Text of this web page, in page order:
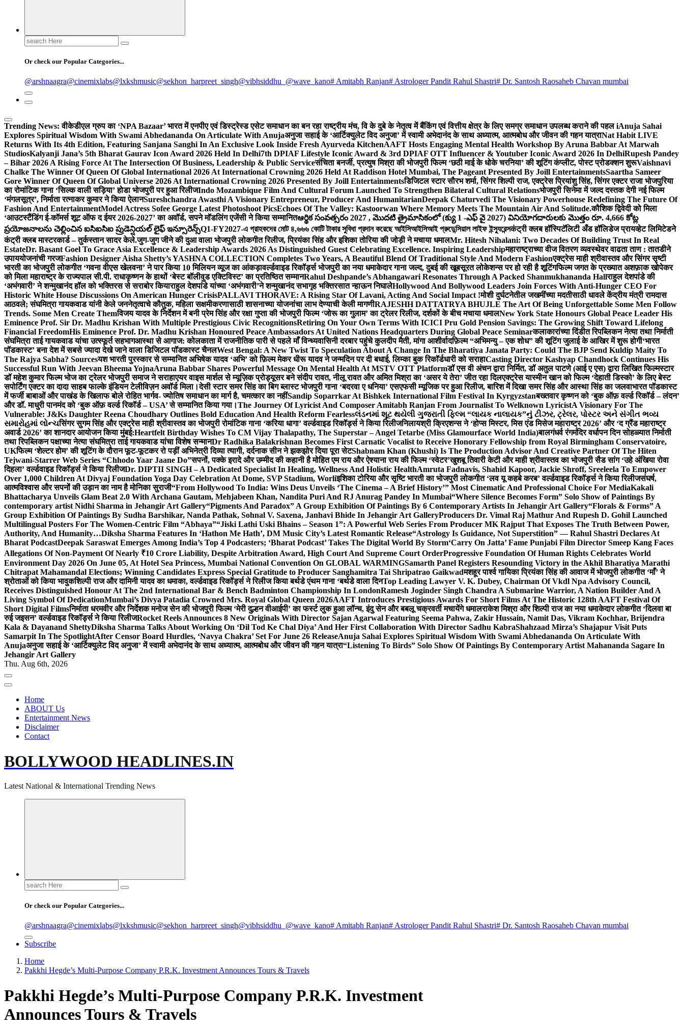
Search
for:
Or check our Popular Categories...
@arshnaagra@cinemixlabs@lxkshmusic@sekhon_harpreet_singh@vibhsiddhu_ @wave_kano# Amitabh Ranjan# Astrologer Pandit Rahul Shastri# Dr. Santosh Raosaheb Chavan mumbai
Trending News: वीकेडीएल ग्रुप का ‘NPA Bazaar’ भारत में एनपीए एवं डिस्ट्रेस्ड एसेट समाधान का बन रहा राष्ट्रीय मंच, वि के दुबे के नेतृत्व में बैंकिंग एवं वित्तीय क्षेत्र के लिए समग्र समाधान उपलब्ध कराने की पहल iAnuja Sahai
Explores Spiritual Wisdom With Swami Abhedananda On Articulate With Anujaअनुजा सहाई के ‘आर्टिक्युलेट विद अनुजा’ में स्वामी अभेदानंद के साथ अध्यात्म, आत्मबोध और जीवन की गहन यात्राNat Habit LIVE
Returns With Its 4th Edition, Featuring Sanjana Sanghi In An Exclusive Look Inside Fresh Ayurveda KitchenAAFT Hosts Engaging Mental Health Workshop By Aruna Babbar At Marwah
StudiosKalyanji Jana’s 5th Bharat Gaurav Icon Award 2026 Held In Delhi7th DPIAF Lifestyle Iconic Award & 3rd DPIAF OTT Influencer & Youtuber Iconic Award 2026 In DelhiRupesh Pandey
– Bihar 2026 A Rising Force At The Intersection Of Business, Leadership & Public Serviceसंचिता बनर्जी, प्रत्युष मिश्रा की भोजपुरी फिल्म ‘छठी माई के धोके चरनिया’ की शूटिंग कंप्लीट, पोस्ट प्रोडक्शन शुरूVaishnavi
Chalke The Winner Of Queen Of Global International 2026 At International Crowning 2026 Held At Raddison Hotel Mumbai, The Pageant Presented By Joill EntertainmentsSaartha Sameer
Gore Winner Of Queen Of Global Universe 2026 At International Crowning 2026 Presented By Joill Entertainmentsडिजिटल स्टार सौरभ शर्मा, सिंगर शिल्पी राज, एक्ट्रेस प्रियांशु सिंह, सिंगर एक्टर राजा भोजपुरिया
का रोमांटिक गाना ‘सिल्क वाली सड़िया’ होडा भोजपुरी पर हुआ रिलीजIndo Mozambique Film And Cultural Forum Launched To Strengthen Bilateral Cultural Relationsभोजपुरी सिनेमा में जल्द दस्तक देगी नई फिल्म
‘मंगलसूत्र’, निर्माता रत्नाकर कुमार ने किया ऐलानSureshchandra Awasthi A Visionary Entrepreneur, Producer And HumanitarianDeepak Chaturvedi The Visionary Powerhouse Redefining The Future Of
Fashion And EntertainmentModel Actress Sofee George Latest Photoshoot PicsEchoes Of The Valley: Kastoorwan Where Memory Meets The Mountain Air And Solitude.कौशिक द्विवेदी को मिला
‘आउटस्टैंडिंग ई-कॉमर्स शूट ऑफ द ईयर 2026-2027’ का अवॉर्ड, सपने मॉडलिंग एजेंसी ने किया सम्मानितఆర్థిక సంవత్సరం 2027 , మొదటి త్రైమాసికంలో (క్యు 1 -ఎఫ్ వై 2027) వినియోగదారులకు మొత్తం రూ. 4,666 కోట్ల
ప్రయోజనాలను చెల్లించిన ఐసిఐసిఐ ప్రుడెన్షియల్ లైఫ్ ఇన్సూరెన్స్Q1-FY2027-এ গ্রাহকদের মোট ৪,৬৬৬ কোটি টাকার সুবিধা প্রদান করেছে আইসিআইসিআই প্রুডেন্সিয়াল লাইফ ইন্স্যুরেন্সकंट्री क्लब हॉस्पिटॅलिटी अँड हॉलिडेज प्रायव्हेट लिमिटेडने
कंट्री क्लब मास्टरकार्ड – तुर्कस्तान सादर केले.जुग-जुग जीने की दुआ वाला भोजपुरी लोकगीत रिलीज, प्रियंका सिंह और इशिका तोरिया की जोड़ी ने मचाया धमालMr. Hitesh Nihalani: Two Decades Of Building Trust In Real
EstateDr. Basant Goel To Grace Asia Excellence & Leadership Awards 2026 As Distinguished Guest Celebrating Excellence. Inspiring Leadershipमहाराष्ट्राच्या वीज वितरण व्यवस्थेवर वाढता ताण : तातडीने
उपाययोजनांची गरजFashion Designer Aisha Shetty’s YASHNA COLLECTION Completes Two Years, A Beautiful Blend Of Traditional Style And Modern Fashionएक्ट्रेस माही श्रीवास्तव और सिंगर सृष्टी
भारती का भोजपुरी लोकगीत ‘गवना वीएस खेलवना’ ने पार किया 10 मिलियन व्यूज का आंकड़ावर्ल्डवाइड रिकॉर्ड्स भोजपुरी का नया धमाकेदार गाना जल्द, दुबई की खूबसूरत लोकेशन्स पर हो रही है शूटिंगफिल्म जगत के प्रख्यात अशफ़ाक खोपेकर
को मिला महाराष्ट्र के राज्यपाल सी.पी. राधाकृष्णन के हाथों ‘बेस्ट बॉलीवुड एक्टिविस्ट’ का प्रतिष्ठित सम्मानRahul Deshpande’s Abhangawari Resonates Through A Packed Shanmukhananda Hallराहुल देशपांडे की
‘अभंगवारी’ ने शन्मुखानंद हॉल को भक्तिरस से सराबोर कियाराहुल देशपांडे यांच्या ‘अभंगवारी’ने शन्मुखानंद सभागृह भक्तिरसात न्हाऊन निघालेHollywood And Bollywood Leaders Join Forces With Anti-Hunger CEO For
Historic White House Discussions On American Hunger CrisisPALLAVI THORAVE: A Rising Star Of Lavani, Acting And Social Impact !मोशी दुर्घटनेतील जखमींच्या मदतीसाठी धावले केंद्रीय मंत्री रामदास
आठवले; संघमित्रा गायकवाड यांनी केले जननेतृत्वाचे कौतुक, महिला सक्षमीकरणासाठी शासनाच्या योजनांचा लाभ देण्याची केली मागणीRAJESHH DATTATRYA BHUJLE The Art Of Being Unforgettable Some Men Follow
Trends. Some Men Create Themविजय यादव के निर्देशन में बनी प्रेम सिंह और रक्षा गुप्ता की भोजपुरी फिल्म ‘जोरू का गुलाम’ का ट्रेलर रिलीज, दर्शकों के बीच मचाया धमालNew York State Honours Global Peace Leader His
Eminence Prof. Sir Dr. Madhu Krishan With Multiple Prestigious Civic RecognitionsRetiring On Your Own Terms With ICICI Pru Gold Pension Savings: The Growing Shift Toward Lifelong
Financial FreedomHis Eminence Prof. Dr. Madhu Krishan Honoured Peace Ambassadors At United Nations Headquarters During Global Peace Seminarकलाकारांच्या दिंडीत रिपब्लिकन नेत्या तथा निर्माती
संघमित्रा ताई गायकवाड यांचा उत्स्फूर्त सहभागआस्था से आगाज: कोलकाता में राजनीतिक पारी से पहले माँ विन्ध्यवासिनी दरबार पहुंचे कुलदीप मैती, मांगा आशीर्वादफ़िल्म “अभिमन्यु – एक शोध” की शूटिंग जुलाई के आखिर में शुरू होगी‘भारत
पॉडकास्ट’ बना देश में सबसे ज्यादा देखे जाने वाला डिजिटल पॉडकास्ट चैनलWest Bengal: A New Twist To Speculation About A Change In The Bharatiya Janata Party: Could The BJP Send Kuldip Maity To
The Rajya Sabha? Sourcesयश भारती पुरस्कार से सम्मानित अभिषेक यादव ‘अभि’ को फ़िल्म मेकर धीरू यादव ने जन्मदिन पर दी बधाई, लिम्का बुक रिकॉर्डधारी को सराहाCasting Director Kashyap Chandhock Continues His
Successful Run With Jeevan Bheema YojnaAruna Babbar Shares Powerful Message On Mental Health At MSTV OTT Platformडॉ एस वी अंचन द्वारा निर्मित, डॉ अतुल पाटणे (आई ए एस) द्वारा लिखित फिल्मस्टार
डॉ महेश कुमार फिल्म भोज का ट्रेलर भोजपुरी समाज ने सराहाएयर वाइस मार्शल से म्यूज़िक प्रोड्यूसर बने संदीप रावत, नीलू रावत और अमित मिश्रा का ‘असर ये तेरा’ जीत रहा दिलएक्ट्रेस यास्मीन खान को फिल्म ‘देहाती डिस्को’ के लिए बेस्ट
सपोर्टिंग एक्टर का दादा साहब फाल्के इंडियन टेलीविज़न अवॉर्ड मिला।देसी स्टार समर सिंह का बिग ब्लास्ट भोजपुरी गाना ‘बदरवा ए धनिया’ एसएफसी म्यूजिक पर हुआ रिलीज, बारिश में दिखा समर सिंह और आस्था सिंह का जलवाभारत पॉडकास्ट
में फर्जी बाबाओं और पाखंड के खिलाफ बोले रोहित भार्गव- ज्योतिष समाधान का मार्ग है, चमत्कार का नहींSandip Soparrkar At Bishkek International Film Festival In Kyrgyzstanबख्तवार कृष्णन को ‘बुक ऑफ़ वर्ल्ड रिकॉर्ड – लंदन’
और डॉ. माधुरी पानमंद को ‘बुक ऑफ़ वर्ल्ड रिकॉर्ड – USA’ से सम्मानित किया गया।The Journey Of Lyricist And Composer Amitabh Ranjan From Journalist To Welknown LyricistA Visionary For The
Vulnerable: J&Ks Daughter Reena Choudhary Outlines Bold Education And Health Reform Fearlessલંડનમાં શૂટ થયેલી ગુજરાતી ફિલ્મ “લાયક નાલાયક”નું ટીઝર, ટ્રેલર, પોસ્ટર અને સંગીત ભવ્ય
સમારોહમાં લોન્ચसिंगर सुगम सिंह और एक्ट्रेस माही श्रीवास्तव का भोजपुरी रोमांटिक गाना ‘करिया धागा’ वर्ल्डवाइड रिकॉर्ड्स ने किया रिलीजनिलायश्री क्रिएशन्स ने ‘होप्स मिस्टर, मिस एंड मिसेज महाराष्ट्र 2026’ और ‘द ग्रैंड महाराष्ट्र
अवार्ड 2026’ का शानदार आयोजन किया मुंबई:Heartfelt Birthday Wishes To CM Vijay Thalapathy, The Superstar – Angel Tetarbe (Miss Glamourface World India)बालगंधर्व रंगमंदिर वर्धापन दिन सोहळ्यात निर्माती
तथा रिपब्लिकन पक्षाच्या नेत्या संघमित्रा ताई गायकवाड यांचा विशेष सन्मानDr Radhika Balakrishnan Becomes First Carnatic Vocalist to Receive Honorary Fellowship from Royal Birmingham Conservatoire,
UKफिल्म ‘शेल्टर होम’ की शूटिंग के दौरान फूट-फूटकर रो पड़ीं अभिनेत्री दिव्या त्यागी, दर्दनाक सीन ने झकझोर दिया पूरा सेटShabnam Khan (Khushi) Is The Production Advisor And Creative Partner Of The Hiten
Tejwani-Starrer Web Series “Chhodo Yaar Jaane Do”सपनों, पक्के इरादे और उम्मीद की कहानी है मोहित एम राय और ऐश्याना राय की फिल्म ‘स्वेटर’खुशबू तिवारी केटी और माही श्रीवास्तव का भोजपुरी सैड सांग ‘उहे अंखिया रोवा
दिहला’ वर्ल्डवाइड रिकॉर्ड्स ने किया रिलीजDr. DIPTII SINGH – A Dedicated Specialist In Healing, Wellness And Holistic HealthAmruta Fadnavis, Shahid Kapoor, Jackie Shroff, Sreeleela To Empower
Over 1,000 Children At Divyaj Foundation Yoga Day Celebration At Dome, SVP Stadium, Worliइशिका टोरिया और सृष्टि भारती का भोजपुरी लोकगीत ‘लव यू कहबे करब’ वर्ल्डवाइड रिकॉर्ड्स ने किया रिलीजसंघर्ष,
आत्मविश्वास और सपनों की उड़ान का नाम है मोनिका सुराजी“From Hollywood To India: Wins Deus Unveils ‘The Cinema – A Brief History’” Most Cinematic And Professional Choice For MediaKakali
Bhattacharya Unveils Glam Beat 2.0 With Archana Gautam, Mehjabeen Khan, Nandita Puri And RJ Anurag Pandey In Mumbai“Where Silence Becomes Form” Solo Show of Paintings By
contemporary artist Nidhi Sharma in Jehangir Art Gallery“Pigments And Paradox” A Group Exhibition Of Paintings By 6 Contemporary Artists In Jehangir Art Gallery“Florals & Forms” A
Group Exhibition Of Paintings By Sudha Barshikar, Nanda Pathak, Sohnal V. Saxena, Janhavi Bhide In Jehangir Art GalleryProducers Dr. Vimal Raj Mathur And Rupesh D. Gohil Launched
Multilingual Posters For The Women-Centric Film “Abhaya”“Jiski Lathi Uski Bhains – Season 1”: A Powerful Web Series From Producer MK Rajput That Exposes The Truth Between Power,
Authority, And Humanity…Diksha Sharma Features In ‘Hathon Me Hath’, DM Music City’s Latest Romantic Release“Astrology Is Guidance, Not Superstition” — Rahul Shastri Declares At
Bharat PodcastDeepak Saraswat Emerges Among India’s Top 4 Podcasters; ‘Bharat Podcast’ Takes The Digital World By Storm‘Carry On Jatta’ Fame Punjabi Film Director Smeep Kang Faces
Allegations Of Non-Payment Of Nearly ₹10 Crore Liability, Despite Arbitration Award, High Court And Supreme Court OrderProgressive Foundation Of Human Rights Celebrates World
Environment Day 2026 On June 05, At Hotel Sea Princess, Mumbai National Convention On GLOBAL WARMINGSamarth Panel Registers Resounding Victory in the Akhil Bharatiya Marathi
Chitrapat Mahamandal Elections; Winning Candidates Express Special Gratitude to Producer Sanghamitra Tai Shripatrao Gaikwadमशहूर पार्श्व गायिका प्रियंका सिंह की आवाज में भोजपुरी लोकगीत ‘माँ’ ने
श्रोताओं को किया भावुकशिल्पी राज और दामिनी यादव का धमाका, वर्ल्डवाइड रिकॉर्ड्स ने रिलीज किया बर्थडे एंथम गाना ‘बर्थडे वाला दिनTop Leading Lawyer V. K. Dubey, Chairman Of Vkdl Npa Advisory Council,
Receives Distinguished Honour At The 2nd International Bar & Bench Badminton Championship In LondonRamesh Joginder Singh Chandra A Submarine Warrior, A Nation Builder And A
Living Symbol Of DedicationMumbai’s Divya Patadia Crowned Mrs. Royal Global Queen 2026AAFT Introduces Prestigious Awards For Short Films At The Historic 128th AAFT Festival Of
Short Digital Filmsनिर्माता धरमवीर और निर्देशक मनोज सेन की भोजपुरी फिल्म ‘मेरी दुल्हन वीआईपी’ का फर्स्ट लुक हुआ लॉन्च, इंदु सेन और बबलू चक्रवर्ती मचायेंगे धमालराकेश मिश्रा और शिल्पी राज का नया धमाकेदार लोकगीत ‘दिलवा बा
रुई जइसन’ वर्ल्डवाइड रिकॉर्ड्स ने किया रिलीजRocket Reels Announces 8 New Originals With Director Sajan Agarwal Featuring Seema Pahwa, Zakir Hussain, Namit Das, Vikram Kochhar, Brijendra
Kala & Dayanand ShettyDiksha Sharma Talks About Working On ‘Dil Tod Ke Chal Diya’ And Her First Collaboration With Director Sadhu KabraShahzaad Mirza’s Shajapur Visit Puts
Samarpit In The SpotlightAfter Censor Board Hurdles, ‘Navya Chakra’ Set For June 26 ReleaseAnuja Sahai Explores Spiritual Wisdom With Swami Abhedananda On Articulate With
Anujaअनुजा सहाई के ‘आर्टिक्युलेट विद अनुजा’ में स्वामी अभेदानंद के साथ अध्यात्म, आत्मबोध और जीवन की गहन यात्रा“Listening To Birds” Solo Show Of Paintings By Contemporary Artist Mahananda Sagare In
Jehangir Art Gallery
Thu. Aug 6th, 2026
Home
ABOUT Us
Entertainment News
Disclaimer
Contact
BOLLYWOOD HEADLINES.IN
Latest National & International Trending News
Search
for:
Or check our Popular Categories...
@arshnaagra@cinemixlabs@lxkshmusic@sekhon_harpreet_singh@vibhsiddhu_ @wave_kano# Amitabh Ranjan# Astrologer Pandit Rahul Shastri# Dr. Santosh Raosaheb Chavan mumbai
Subscribe
Home
Pakkhi Hegde’s Multi-Purpose Company P.R.K. Investment Announces Tours & Travels
Pakkhi Hegde’s Multi-Purpose Company P.R.K. Investment
Announces Tours & Travels